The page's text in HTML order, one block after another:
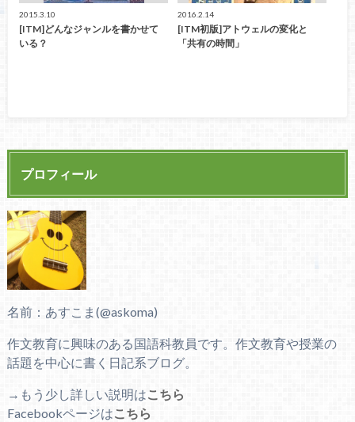
2015.3.10
[ITM]どんなジャンルを書かせて
いる？
2016.2.14
[ITM初版]アトウェルの変化と
「共有の時間」
プロフィール
名前：あすこま(@askoma)
作文教育に興味のある国語科教員です。作文教育や授業の
話題を中心に書く日記系ブログ。
→もう少し詳しい説明はこちら
Facebookページはこちら